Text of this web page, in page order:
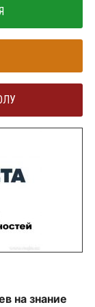
на знание